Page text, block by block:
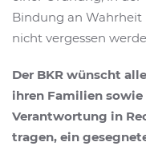
Bindung an
nicht vergessen
Der BKR wünscht
ihren Familien sowie
Verantwortung in
tragen, ein